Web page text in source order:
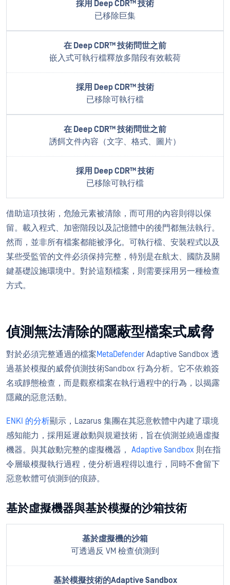
已移除巨集
嵌入式可執行檔釋放多階段有效載荷
已移除可執行檔
誘餌文件內容（文字、格式、圖片）
已移除可執行檔
借助這項技術，危險元素被清除，而可用的內容則得以保
留。載入程式、加密階段以及記憶體中的後門都無法執行。
然而，並非所有檔案都能被淨化。可執行檔、安裝程式以及
某些受監管的文件必須保持完整，特別是在航太、國防及關
鍵基礎設施環境中。對於這類檔案，則需要採用另一種檢查
方式。
偵測無法清除的隱蔽型檔案式威脅
對於必須完整通過的檔案MetaDefender Adaptive Sandbox 透
過基於模擬的威脅偵測技術Sandbox 行為分析。它不依賴簽
名或靜態檢查，而是觀察檔案在執行過程中的行為，以揭露
隱藏的惡意活動。
ENKI 的分析顯示，Lazarus 集團在其惡意軟體中內建了環境
感知能力，採用延遲啟動與規避技術，旨在偵測並繞過虛擬
機器。與其啟動完整的虛擬機器， Adaptive Sandbox 則在指
令層級模擬執行過程，使分析過程得以進行，同時不會留下
惡意軟體可偵測到的痕跡。
基於虛擬機器與基於模擬的沙箱技術
可透過反 VM 檢查偵測到